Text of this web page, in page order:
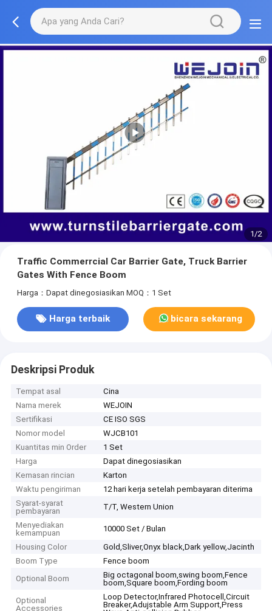
1/2
Traffic Commerrcial Car Barrier Gate, Truck Barrier
Gates With Fence Boom
Harga：Dapat dinegosiasikan MOQ：1 Set
Harga terbaik bicara sekarang
Deskripsi Produk
Tempat asal
Cina
Nama merek
WEJOIN
Sertifikasi
CE ISO SGS
Nomor model
WJCB101
Kuantitas min Order
1 Set
Harga
Dapat dinegosiasikan
Kemasan rincian
Karton
Waktu pengiriman
12 hari kerja setelah pembayaran diterima
Syarat-syarat
pembayaran
T/T, Western Union
Menyediakan
kemampuan
10000 Set / Bulan
Housing Color
Gold,Sliver,Onyx black,Dark yellow,Jacinth
Boom Type
Fence boom
Optional Boom
Big octagonal boom,swing boom,Fence
boom,Square boom,Fording boom
Optional
Accessories
Loop Detector,Infrared Photocell,Circuit
Breaker,Adujstable Arm Support,Press